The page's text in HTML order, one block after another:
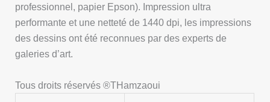
professionnel, papier Epson). Impression ultra
performante et une netteté de 1440 dpi, les impressions
des dessins ont été reconnues par des experts de
galeries d’art.
Tous droits réservés ®THamzaoui